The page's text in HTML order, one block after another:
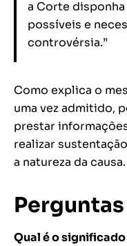
a Corte
possíveis e
controvérsia.”
Como explica o
uma vez admitido,
prestar
realizar
a natureza da causa.
Qual é o